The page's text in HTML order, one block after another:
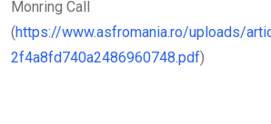
Monring Call
(https://www.asfromania.ro/uploads/
2f4a8fd740a2486960748.pdf)